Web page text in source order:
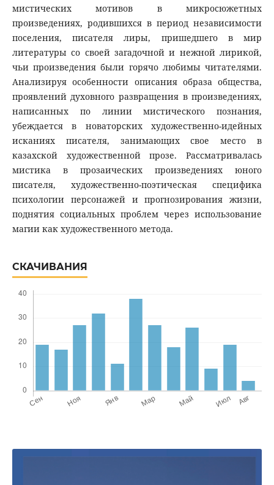
мистических мотивов в микросюжетных
произведениях, родившихся в период независимости
поселения, писателя лиры, пришедшего в мир
литературы co своей загадочной и нежной лирикой,
чьи произведения были горячо любимы читателями.
Анализируя особенности описания образа общества,
проявлений духовного развращения в произведениях,
написанных по линии мистического познания,
убеждается в новаторских художественно-идейных
исканиях писателя, занимающих свое место в
казахской художественной прозе. Рассматривалась
мистика в прозаических произведениях юного
писателя, художественно-поэтическая специфика
психологии персонажей и прогнозирования жизни,
поднятия социальных проблем через использование
магии как художественного метода.
СКАЧИВАНИЯ